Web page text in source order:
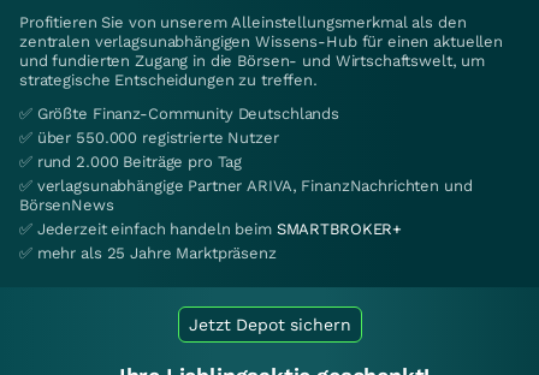
Profitieren Sie von unserem Alleinstellungsmerkmal als den
zentralen verlagsunabhängigen Wissens-Hub für einen aktuellen
und fundierten Zugang in die Börsen- und Wirtschaftswelt, um
strategische Entscheidungen zu treffen.
✅ Größte Finanz-Community Deutschlands
✅ über 550.000 registrierte Nutzer
✅ rund 2.000 Beiträge pro Tag
✅ verlagsunabhängige Partner ARIVA, FinanzNachrichten und
BörsenNews
✅ Jederzeit einfach handeln beim SMARTBROKER+
✅ mehr als 25 Jahre Marktpräsenz
Jetzt Depot sichern